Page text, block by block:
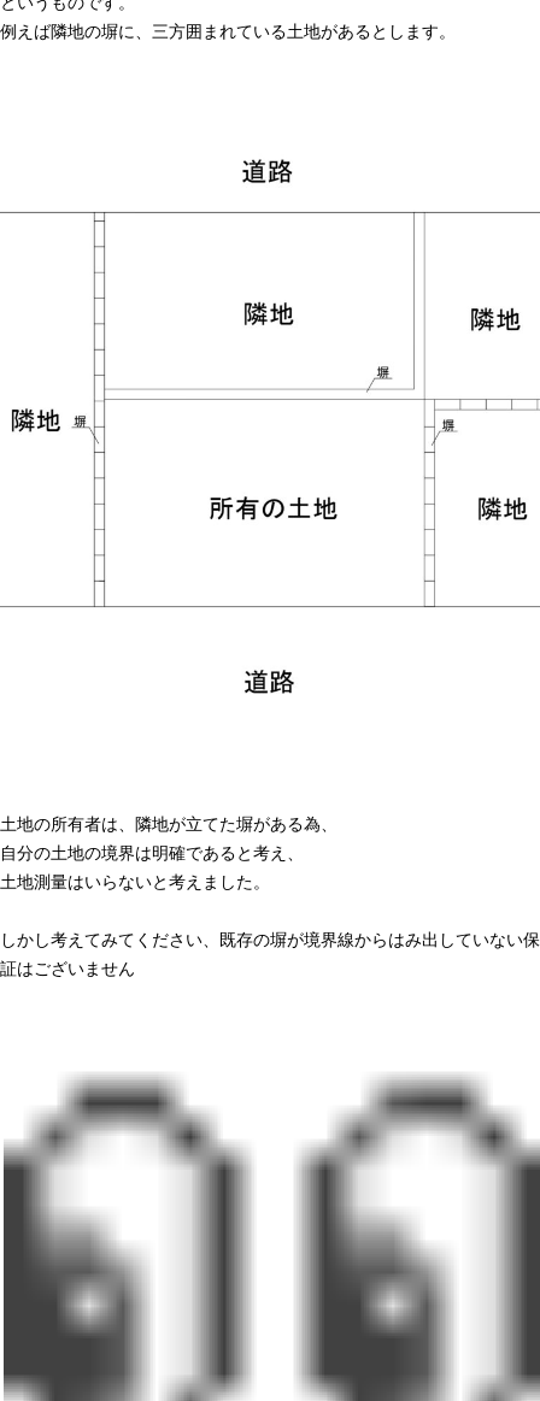
例えば隣地の塀に、三方囲まれている土地があるとします。
土地の所有者は、隣地が立てた塀がある為、
自分の土地の境界は明確であると考え、
土地測量はいらないと考えました。
しかし考えてみてください、既存の塀が境界線からはみ出していない保
証はございません